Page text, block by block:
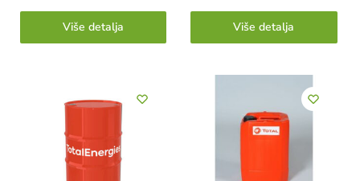
Više detalja Više detalja